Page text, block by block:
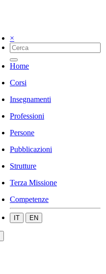
×
Home
Corsi
Insegnamenti
Professioni
Persone
Pubblicazioni
Strutture
Terza Missione
Competenze
IT EN